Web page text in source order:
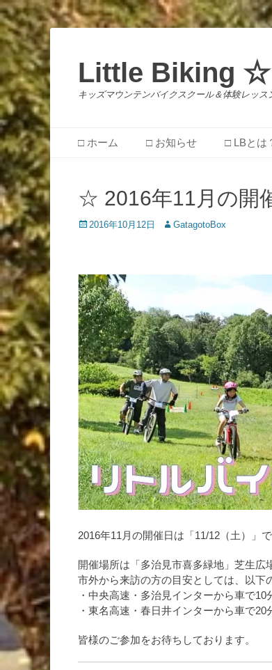
Little Biking ☆
キッズマウンテンバイクスクール＆体験レッス
メインメニュー
□ ホーム □ お知らせ □ LBとは
☆ 2016年11月の開
投 2016年10月12日
投 GatagotoBox
2016年11月の開催日は「11/12（土）」で
開催場所は「多治見市喜多緑地」芝生広
市外から来訪の方の目安としては、以下
・中央高速・多治見インターから車で10
・東名高速・春日井インターから車で20
皆様のご参加をお待ちしております。